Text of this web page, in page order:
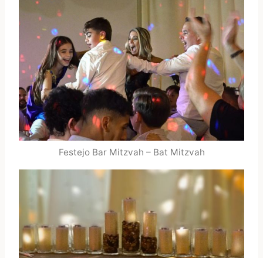
Festejo Bar Mitzvah – Bat Mitzvah